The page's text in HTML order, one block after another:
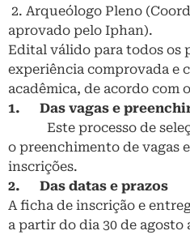
2. Arqueólogo Pleno
aprovado pelo Iphan).
Edital válido para todos os
experiência comprovada e
acadêmica, de acordo com
1. Das vagas e
Este processo de
o preenchimento de vagas
inscrições.
2. Das datas e prazos
A ficha de inscrição e
a partir do dia 30 de agosto